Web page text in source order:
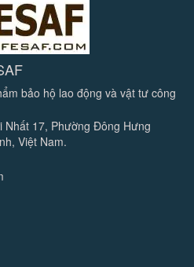
bảo hộ lao động và vật tư công
17, Phường Đông Hưng
Việt Nam.